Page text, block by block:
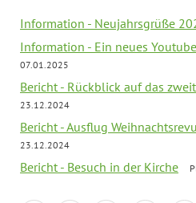
Information - Neujahrsgrüße
Information - Ein neues
07.01.2025
Bericht - Rückblick auf das
23.12.2024
Bericht - Ausflug
23.12.2024
Bericht - Besuch in der Kirche